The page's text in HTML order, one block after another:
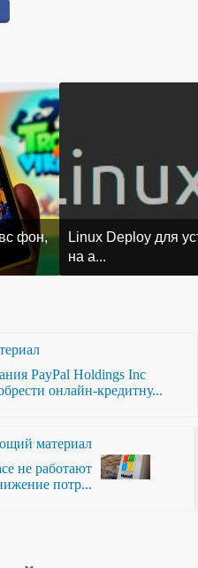
фон,
Linux Deploy для
на а...
PayPal Holdings Inc
онлайн-кредитну...
материал
не работают
потр...